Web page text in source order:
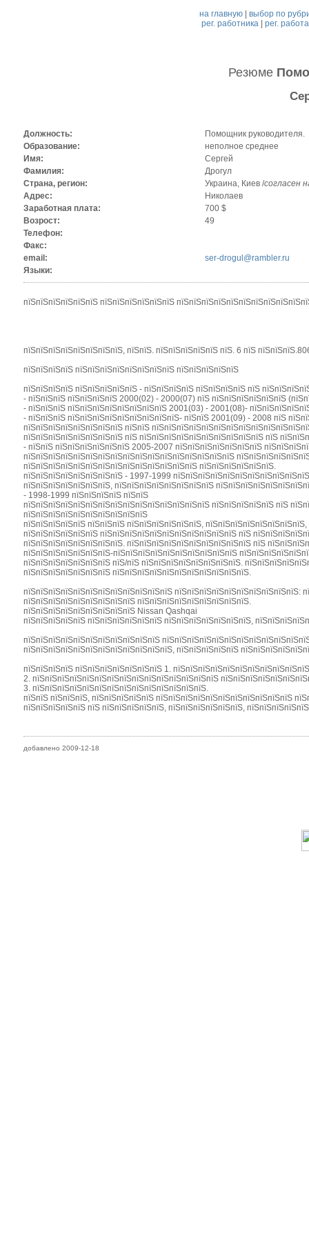
на главную |выбор по
рег. работника| рег.
Резюме
Должность:
Помощник руководителя.
Образование:
неполное среднее
Имя:
Сергей
Фамилия:
Дрогул
Страна, регион:
Украина, Киев /согласен
Адрес:
Николаев
Заработная плата:
700 $
Возрост:
49
Телефон:
Факс:
email:
ser-drogul@rambler.ru
Языки:
пїЅпїЅпїЅпїЅпїЅпїЅ пїЅпїЅпїЅпїЅпїЅпїЅ
пїЅпїЅпїЅпїЅпїЅпїЅпїЅпїЅ, пїЅпїЅ. пїЅпїЅпїЅпїЅпїЅ пїЅ. 6 пїЅ
пїЅпїЅпїЅпїЅ пїЅпїЅпїЅпїЅпїЅпїЅпїЅпїЅ пїЅпїЅпїЅпїЅпїЅ
пїЅпїЅпїЅпїЅ пїЅпїЅпїЅпїЅпїЅ - пїЅпїЅпїЅпїЅ пїЅпїЅпїЅпїЅ пїЅ
- пїЅпїЅпїЅ пїЅпїЅпїЅпїЅ 2000(02) - 2000(07) пїЅ пїЅпїЅпїЅпїЅпїЅпїЅ
- пїЅпїЅпїЅ пїЅпїЅпїЅпїЅпїЅпїЅпїЅпїЅ 2001(03) - 2001(08)-
- пїЅпїЅпїЅ пїЅпїЅпїЅпїЅпїЅпїЅпїЅпїЅпїЅ- пїЅпїЅ 2001(09) - 2008 пїЅ
пїЅпїЅпїЅпїЅпїЅпїЅпїЅпїЅ пїЅпїЅ
пїЅпїЅпїЅпїЅпїЅпїЅпїЅпїЅ пїЅ пїЅпїЅпїЅпїЅпїЅпїЅпїЅпїЅпїЅпїЅ пїЅ
- пїЅпїЅ пїЅпїЅпїЅпїЅпїЅпїЅ 2005-2007 пїЅпїЅпїЅпїЅпїЅпїЅпїЅ
пїЅпїЅпїЅпїЅпїЅпїЅпїЅпїЅпїЅпїЅпїЅпїЅпїЅпїЅпїЅпїЅпїЅ
пїЅпїЅпїЅпїЅпїЅпїЅпїЅпїЅпїЅпїЅпїЅпїЅпїЅпїЅ пїЅпїЅпїЅпїЅпїЅпїЅ.
пїЅпїЅпїЅпїЅпїЅпїЅпїЅпїЅ - 1997-1999
пїЅпїЅпїЅпїЅпїЅпїЅпїЅ, пїЅпїЅпїЅпїЅпїЅпїЅпїЅпїЅ
- 1998-1999 пїЅпїЅпїЅпїЅ пїЅпїЅ
пїЅпїЅпїЅпїЅпїЅпїЅпїЅпїЅпїЅпїЅпїЅпїЅпїЅпїЅпїЅ пїЅпїЅпїЅпїЅпїЅ пїЅ
пїЅпїЅпїЅпїЅпїЅпїЅпїЅпїЅпїЅпїЅ
пїЅпїЅпїЅпїЅпїЅ пїЅпїЅпїЅ пїЅпїЅпїЅпїЅпїЅпїЅ,
пїЅпїЅпїЅпїЅпїЅпїЅ пїЅпїЅпїЅпїЅпїЅпїЅпїЅпїЅпїЅпїЅпїЅ пїЅ
пїЅпїЅпїЅпїЅпїЅпїЅпїЅпїЅ. пїЅпїЅпїЅпїЅпїЅпїЅпїЅпїЅпїЅпїЅ пїЅ
пїЅпїЅпїЅпїЅпїЅпїЅпїЅ-пїЅпїЅпїЅпїЅпїЅпїЅпїЅпїЅпїЅпїЅ
пїЅпїЅпїЅпїЅпїЅпїЅпїЅ пїЅ/пїЅ пїЅпїЅпїЅпїЅпїЅпїЅпїЅпїЅ.
пїЅпїЅпїЅпїЅпїЅпїЅпїЅ пїЅпїЅпїЅпїЅпїЅпїЅпїЅпїЅпїЅпїЅпїЅ.
пїЅпїЅпїЅпїЅпїЅпїЅпїЅпїЅпїЅпїЅпїЅпїЅ
пїЅпїЅпїЅпїЅпїЅпїЅпїЅпїЅпїЅ пїЅпїЅпїЅпїЅпїЅпїЅпїЅпїЅпїЅ.
пїЅпїЅпїЅпїЅпїЅпїЅпїЅпїЅпїЅ Nissan Qashqai
пїЅпїЅпїЅпїЅпїЅ пїЅпїЅпїЅпїЅпїЅпїЅ пїЅпїЅпїЅпїЅпїЅпїЅпїЅ,
пїЅпїЅпїЅпїЅпїЅпїЅпїЅпїЅпїЅпїЅпїЅ
пїЅпїЅпїЅпїЅпїЅпїЅпїЅпїЅпїЅпїЅпїЅпїЅ, пїЅпїЅпїЅпїЅпїЅ
пїЅпїЅпїЅпїЅ пїЅпїЅпїЅпїЅпїЅпїЅпїЅ 1.
2. пїЅпїЅпїЅпїЅпїЅпїЅпїЅпїЅпїЅпїЅпїЅпїЅпїЅпїЅпїЅ
3. пїЅпїЅпїЅпїЅпїЅпїЅпїЅпїЅпїЅпїЅпїЅпїЅпїЅпїЅ.
пїЅпїЅ пїЅпїЅпїЅ, пїЅпїЅпїЅпїЅпїЅ пїЅпїЅпїЅпїЅпїЅпїЅпїЅпїЅпїЅпїЅпїЅ
пїЅпїЅпїЅпїЅпїЅ пїЅ пїЅпїЅпїЅпїЅпїЅ, пїЅпїЅпїЅпїЅпїЅпїЅ,
добавлено 2009-12-18